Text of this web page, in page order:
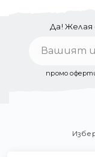
Да! Желая
промо